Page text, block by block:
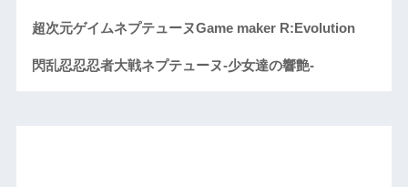
超次元ゲイムネプテューヌGame maker R:Evolution
閃乱忍忍忍者大戦ネプテューヌ-少女達の響艶-